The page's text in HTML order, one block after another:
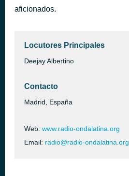
aficionados.
Locutores Principales
Deejay Albertino
Contacto
Madrid, España
Web: www.radio-ondalatina.org
Email: radio@radio-ondalatina.org